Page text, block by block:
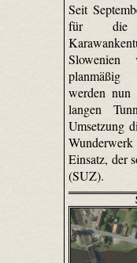
Seit
für die
planmäßig
werden
langen
Umsetzung
Einsatz, der
(SUZ).